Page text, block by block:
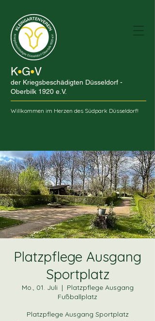
K•G•V
der Kriegsbeschädigten Düsseldorf -
Oberbilk 1920 e.V.
Willkommen im Herzen des Südpark Düsseldorf!
Platzpflege Ausgang
Sportplatz
Mo., 01. Juli
  |
Platzpflege Ausgang
Fußballplatz
Platzpflege Ausgang Sportplatz